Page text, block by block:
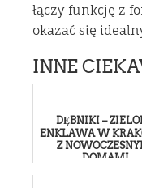
łączy funkcję z
okazać się
INNE
DĘBNIKI –
ENKLAWA W
Z
DOMAMI